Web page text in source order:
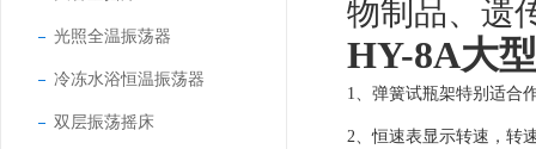
光照全温振荡器
冷冻水浴恒温振荡器
双层振荡摇床
物制品、遗
HY-8A大
1、弹簧试瓶架特别适合
2、恒速表显示转速，转